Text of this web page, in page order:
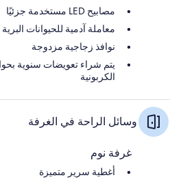
مصابيح LED مستخدمة جزئيًا
معاملة آدمية للحيوانات
نوافذ زجاجية مزدوجة
الكربونية
وسائل الراحة في الغرفة
غرفة نوم
أغطية سرير متميزة